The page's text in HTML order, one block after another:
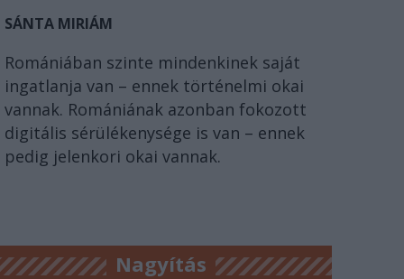
SÁNTA MIRIÁM
Romániában szinte mindenkinek saját
ingatlanja van – ennek történelmi okai
vannak. Romániának azonban fokozott
digitális sérülékenysége is van – ennek
pedig jelenkori okai vannak.
Nagyítás